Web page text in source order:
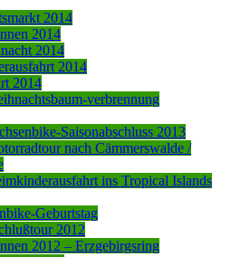
2014
2014
2014
2014
2014
verbrennung
Saisonabschluss 2013
nach Cämmerswalde /
ins Tropical Islands
Geburtstag
2012
2012 – Erzgebirgsring